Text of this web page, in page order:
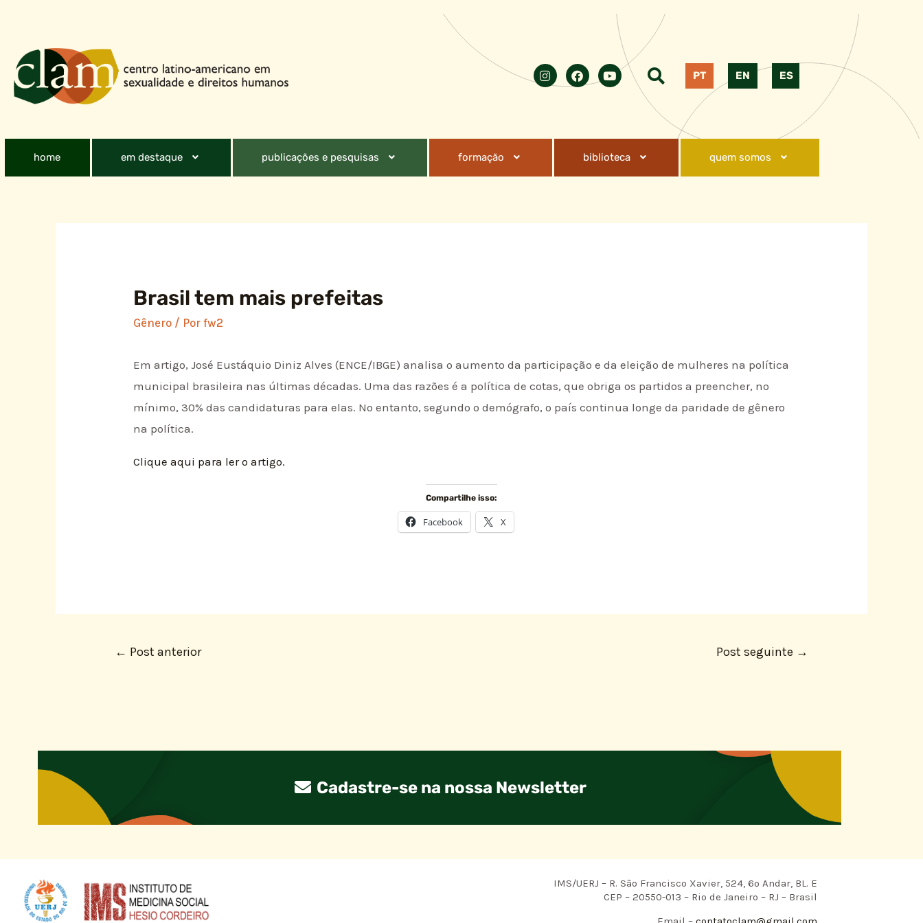
PT EN ES
home em destaque publicações e pesquisas formação biblioteca quem somos
Brasil tem mais prefeitas
Gênero / Porfw2
Em artigo, José Eustáquio Diniz Alves (ENCE/IBGE) analisa o aumento da participação e da eleição de mulheres na política
municipal brasileira nas últimas décadas. Uma das razões é a política de cotas, que obriga os partidos a preencher, no
mínimo, 30% das candidaturas para elas. No entanto, segundo o demógrafo, o país continua longe da paridade de gênero
na política.
Clique aqui para ler o artigo.
Compartilhe isso:
Facebook X
← Post anterior Post seguinte →
Cadastre-se na nossa Newsletter
IMS/UERJ – R. São Francisco Xavier, 524, 6º Andar, BL. E
CEP – 20550-013 – Rio de Janeiro – RJ – Brasil